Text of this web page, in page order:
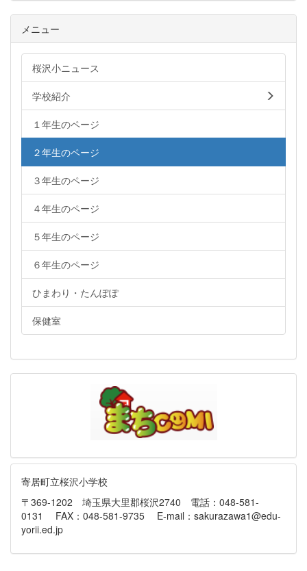
メニュー
桜沢小ニュース
学校紹介
１年生のページ
２年生のページ
３年生のページ
４年生のページ
５年生のページ
６年生のページ
ひまわり・たんぽぽ
保健室
寄居町立桜沢小学校
〒369-1202 埼玉県大里郡桜沢2740 電話：048-581-
0131 FAX：048-581-9735 E-mail：sakurazawa1@edu-
yorii.ed.jp